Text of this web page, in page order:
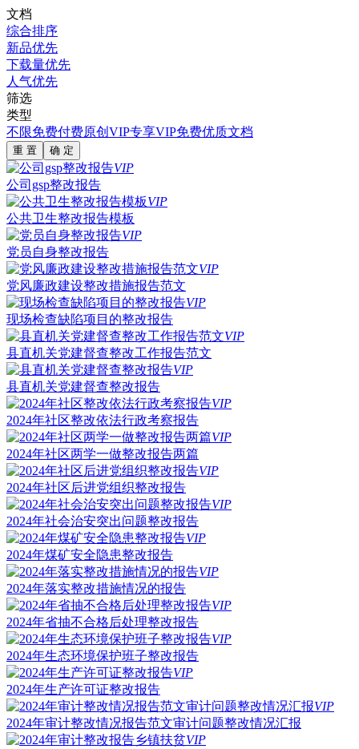
文档
综合排序
新品优先
下载量优先
人气优先
筛选
类型
不限免费付费原创 VIP专享VIP免费优质文档
重 置 确 定
VIP
公司gsp整改报告
VIP
公共卫生整改报告模板
VIP
党员自身整改报告
VIP
党风廉政建设整改措施报告范文
VIP
现场检查缺陷项目的整改报告
VIP
县直机关党建督查整改工作报告范文
VIP
县直机关党建督查整改报告
VIP
2024年社区整改依法行政考察报告
VIP
2024年社区两学一做整改报告两篇
VIP
2024年社区后进党组织整改报告
VIP
2024年社会治安突出问题整改报告
VIP
2024年煤矿安全隐患整改报告
VIP
2024年落实整改措施情况的报告
VIP
2024年省抽不合格后处理整改报告
VIP
2024年生态环境保护班子整改报告
VIP
2024年生产许可证整改报告
VIP
2024年审计整改情况报告范文审计问题整改情况汇报
VIP